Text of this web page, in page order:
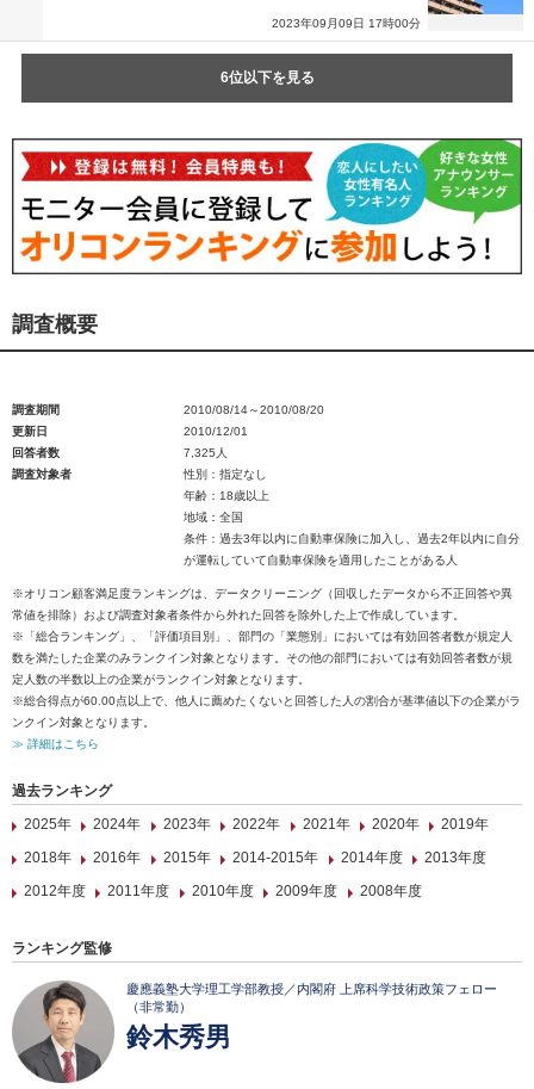
2023年09月09日 17時00分
6位以下を見る
調査概要
調査期間
2010/08/14～2010/08/20
更新日
2010/12/01
回答者数
7,325人
調査対象者
性別：指定なし
年齢：18歳以上
地域：全国
条件：過去3年以内に自動車保険に加入し、過去2年以内に自分
が運転していて自動車保険を適用したことがある人
※オリコン顧客満足度ランキングは、データクリーニング（回収したデータから不正回答や異
常値を排除）および調査対象者条件から外れた回答を除外した上で作成しています。
※「総合ランキング」、「評価項目別」、部門の「業態別」においては有効回答者数が規定人
数を満たした企業のみランクイン対象となります。その他の部門においては有効回答者数が規
定人数の半数以上の企業がランクイン対象となります。
※総合得点が60.00点以上で、他人に薦めたくないと回答した人の割合が基準値以下の企業がラ
ンクイン対象となります。
≫ 詳細はこちら
過去ランキング
2025年
2024年 2023年 2022年 2021年 2020年
2019年
2018年
2016年 2015年 2014-2015年 2014年度
2013年度
2012年度
2011年度 2010年度 2009年度 2008年度
ランキング監修
慶應義塾大学理工学部教授／内閣府 上席科学技術政策フェロー
（非常勤）
鈴木秀男